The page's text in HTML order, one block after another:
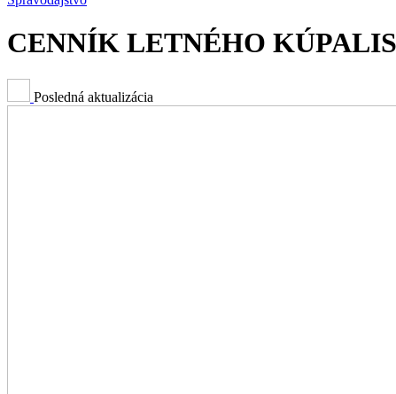
CENNÍK LETNÉHO
Posledná aktualizácia